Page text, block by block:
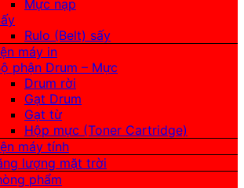
Mực nạp
Rulo (Belt) sấy
máy in
phận Drum – Mực
Drum rời
Gạt Drum
Gạt từ
Hộp mực (Toner Cartridge)
máy tính
lượng mặt trời
phẩm